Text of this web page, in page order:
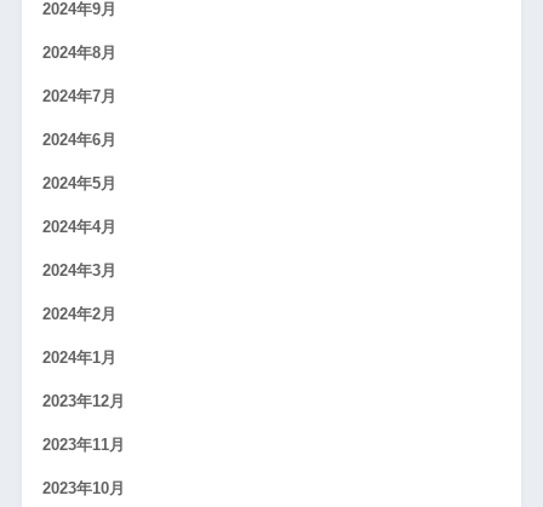
2024年9月
2024年8月
2024年7月
2024年6月
2024年5月
2024年4月
2024年3月
2024年2月
2024年1月
2023年12月
2023年11月
2023年10月